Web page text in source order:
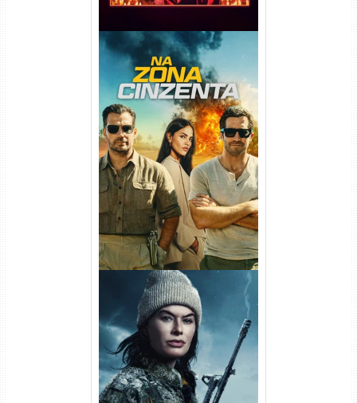
Na Zona Cinzenta Torrent
(2026) WEB-DL 1080p/4K
Dual Áudio
Balística Torrent (2025) WEB-
DL 1080p Dual Áudio